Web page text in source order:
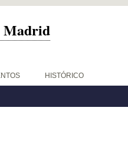
Madrid
HISTÓRICO